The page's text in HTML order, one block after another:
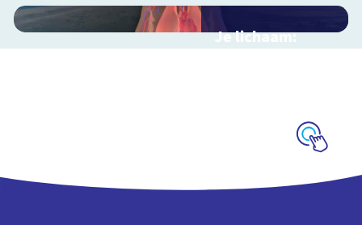
Je lichaam:
organen